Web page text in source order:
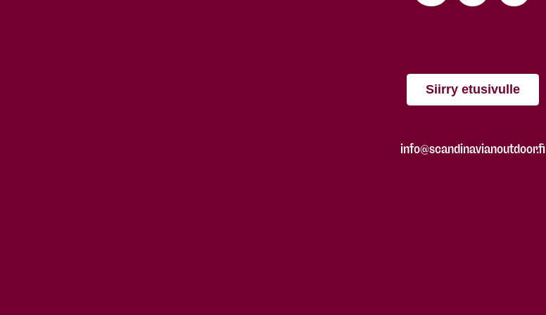
Siirry etusivulle
info@scandinavianoutdoor.fi